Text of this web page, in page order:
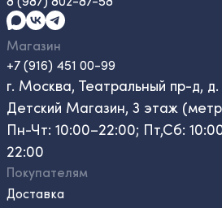
Магазин
+7 (916) 451 00-99
г. Москва, Театральный пр-д,
Детский Магазин, 3 этаж
Пн-Чт: 10:00–22:00; Пт,Сб:
22:00
Покупателям
Доставка